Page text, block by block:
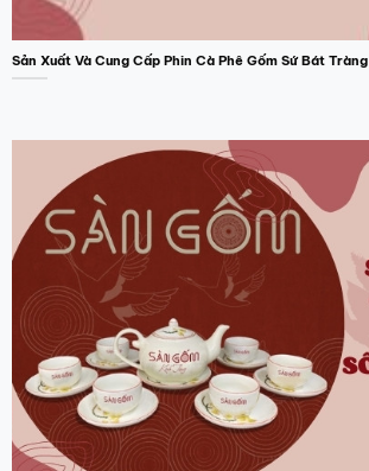
Sản Xuất Và Cung Cấp Phin Cà Phê Gốm Sứ Bát Tràng